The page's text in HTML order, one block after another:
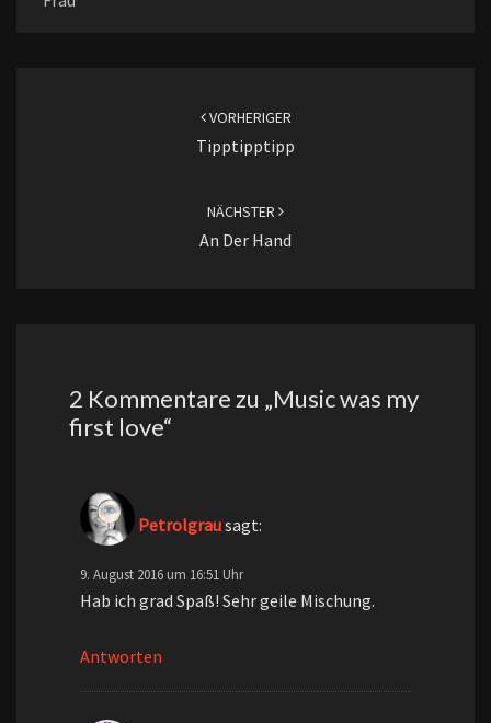
VORHERIGER
Tipptipptipp
NÄCHSTER
An Der Hand
2 Kommentare zu „Music was my
first love“
Petrolgrausagt:
9. August 2016 um 16:51 Uhr
Hab ich grad Spaß! Sehr geile Mischung.
Antworten